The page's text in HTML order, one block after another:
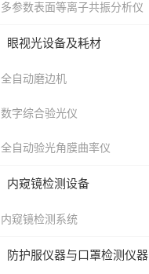
多参数表面等离子共振分析仪
眼视光设备及耗材
全自动磨边机
数字综合验光仪
全自动验光角膜曲率仪
内窥镜检测设备
内窥镜检测系统
防护服仪器与口罩检测仪器